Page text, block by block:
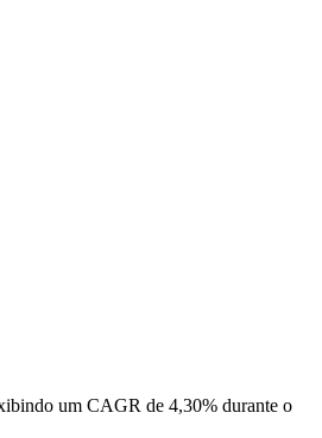
um CAGR de 4,30% durante o